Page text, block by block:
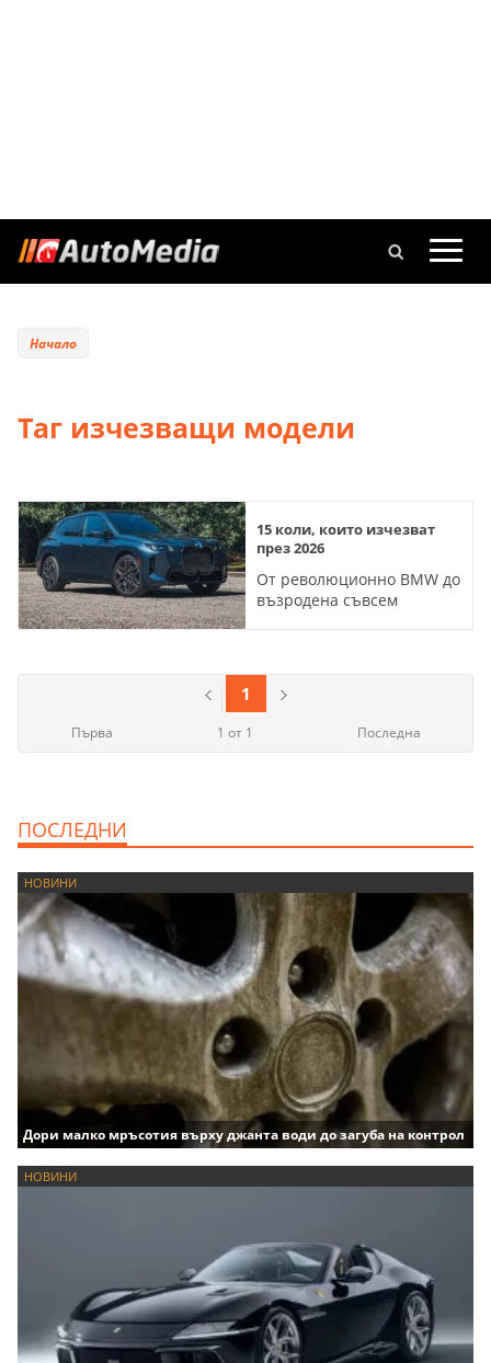
Начало
Таг изчезващи модели
15 коли, които изчезват
през 2026
От революционно BMW до
възродена съвсем
1 от 1 Последна
1
Първа
ПОСЛЕДНИ
НОВИНИ
Дори малко мръсотия върху джанта води до загуба на контрол
НОВИНИ